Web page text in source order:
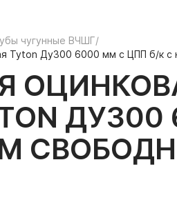
чугунные ВЧШГ/
Tyton Ду300 6000 мм с ЦПП б/к